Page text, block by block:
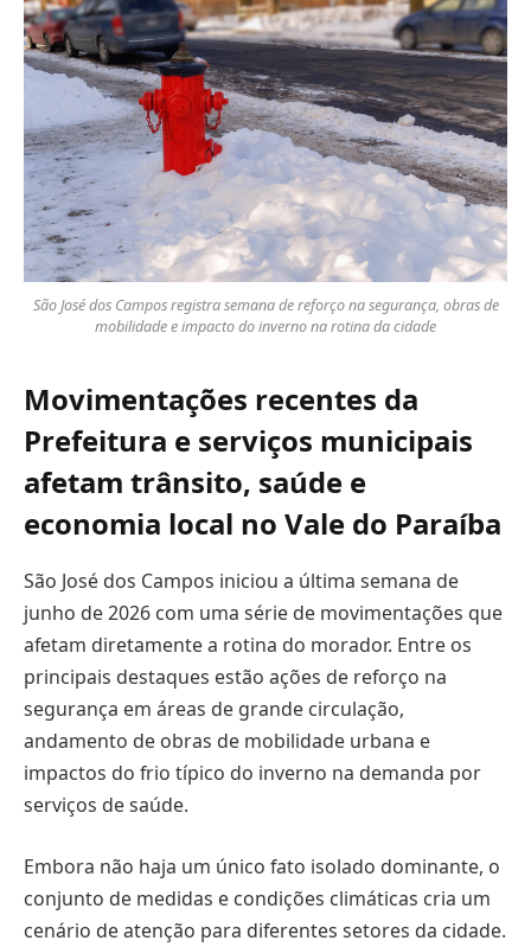
São José dos Campos registra semana de reforço na segurança, obras de
mobilidade e impacto do inverno na rotina da cidade
Movimentações recentes da
Prefeitura e serviços municipais
afetam trânsito, saúde e
economia local no Vale do Paraíba
São José dos Campos iniciou a última semana de
junho de 2026 com uma série de movimentações que
afetam diretamente a rotina do morador. Entre os
principais destaques estão ações de reforço na
segurança em áreas de grande circulação,
andamento de obras de mobilidade urbana e
impactos do frio típico do inverno na demanda por
serviços de saúde.
Embora não haja um único fato isolado dominante, o
conjunto de medidas e condições climáticas cria um
cenário de atenção para diferentes setores da cidade.